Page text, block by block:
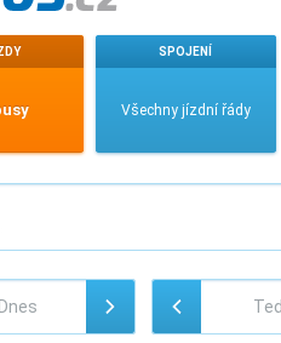
SPOJENÍ
Všechny jízdní řády